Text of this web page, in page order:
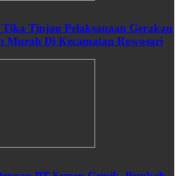
Tinjau Pelaksanaan Gerakan
Murah Di Kecamatan Rowosari